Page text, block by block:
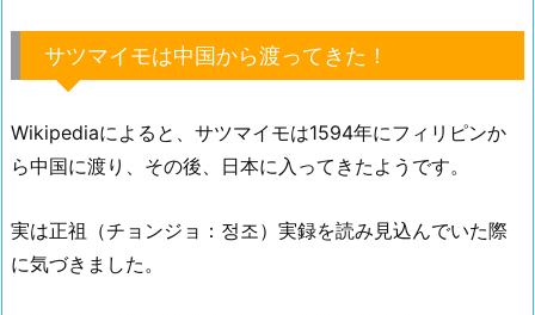
サツマイモは中国から渡ってきた！
Wikipediaによると、サツマイモは1594年にフィリピンか
ら中国に渡り、その後、日本に入ってきたようです。
実は正祖（チョンジョ：정조）実録を読み見込んでいた際
に気づきました。